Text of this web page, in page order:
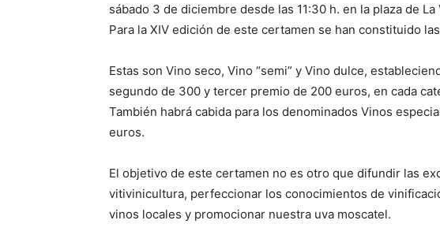
sábado 3 de diciembre desde las 11:30 h. en la plaza de La
Para la XIV edición de este certamen se han constituido
Estas son Vino seco, Vino “semi” y Vino dulce,
segundo de 300 y tercer premio de 200 euros, en cada
También habrá cabida para los denominados Vinos
euros.
El objetivo de este certamen no es otro que difundir las
vitivinicultura, perfeccionar los conocimientos de
vinos locales y promocionar nuestra uva moscatel.